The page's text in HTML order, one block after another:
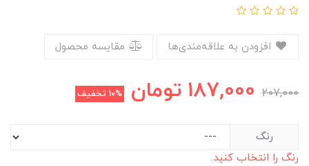
مقایسه محصول
207,000
187,000 تومان 10% تخفیف
رنگ
رنگ را انتخاب کنید.